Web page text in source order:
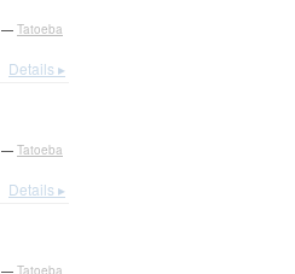
— Tatoeba
Details ▸
— Tatoeba
Details ▸